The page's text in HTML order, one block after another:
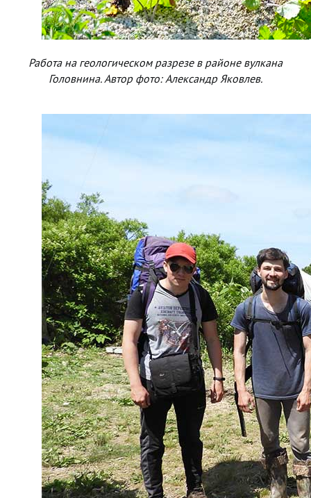
Работа на геологическом разрезе в районе вулкана
Головнина. Автор фото: Александр Яковлев.